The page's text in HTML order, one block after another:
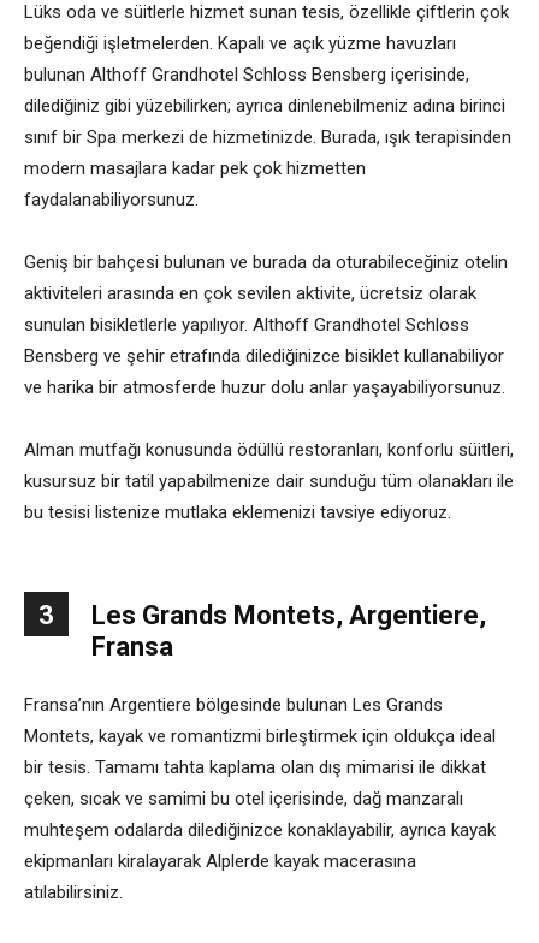
Lüks oda ve süitlerle hizmet sunan tesis, özellikle çiftlerin çok
beğendiği işletmelerden. Kapalı ve açık yüzme havuzları
bulunan Althoff Grandhotel Schloss Bensberg içerisinde,
dilediğiniz gibi yüzebilirken; ayrıca dinlenebilmeniz adına birinci
sınıf bir Spa merkezi de hizmetinizde. Burada, ışık terapisinden
modern masajlara kadar pek çok hizmetten
faydalanabiliyorsunuz.
Geniş bir bahçesi bulunan ve burada da oturabileceğiniz otelin
aktiviteleri arasında en çok sevilen aktivite, ücretsiz olarak
sunulan bisikletlerle yapılıyor. Althoff Grandhotel Schloss
Bensberg ve şehir etrafında dilediğinizce bisiklet kullanabiliyor
ve harika bir atmosferde huzur dolu anlar yaşayabiliyorsunuz.
Alman mutfağı konusunda ödüllü restoranları, konforlu süitleri,
kusursuz bir tatil yapabilmenize dair sunduğu tüm olanakları ile
bu tesisi listenize mutlaka eklemenizi tavsiye ediyoruz.
3
Les Grands Montets, Argentiere,
Fransa
Fransa’nın Argentiere bölgesinde bulunan Les Grands
Montets, kayak ve romantizmi birleştirmek için oldukça ideal
bir tesis. Tamamı tahta kaplama olan dış mimarisi ile dikkat
çeken, sıcak ve samimi bu otel içerisinde, dağ manzaralı
muhteşem odalarda dilediğinizce konaklayabilir, ayrıca kayak
ekipmanları kiralayarak Alplerde kayak macerasına
atılabilirsiniz.